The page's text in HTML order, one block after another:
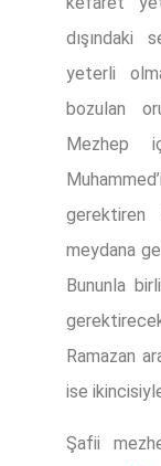
dışındaki
yeterli
bozulan
Mezhep
gerektiren
meydana
Bununla
Ramazan
ise
Şafii